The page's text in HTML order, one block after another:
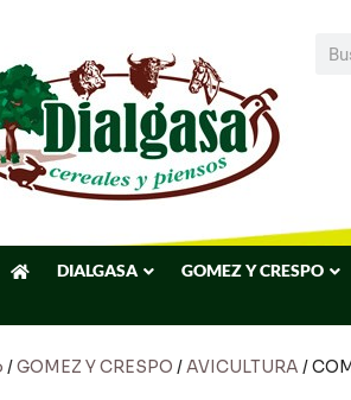
DIALGASA GOMEZ Y CRESPO
/GOMEZ Y CRESPO /AVICULTURA /